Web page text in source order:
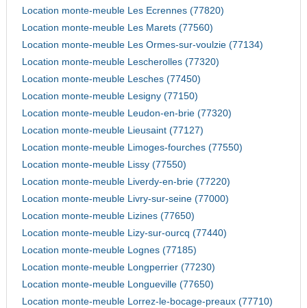
Location monte-meuble Les Ecrennes (77820)
Location monte-meuble Les Marets (77560)
Location monte-meuble Les Ormes-sur-voulzie (77134)
Location monte-meuble Lescherolles (77320)
Location monte-meuble Lesches (77450)
Location monte-meuble Lesigny (77150)
Location monte-meuble Leudon-en-brie (77320)
Location monte-meuble Lieusaint (77127)
Location monte-meuble Limoges-fourches (77550)
Location monte-meuble Lissy (77550)
Location monte-meuble Liverdy-en-brie (77220)
Location monte-meuble Livry-sur-seine (77000)
Location monte-meuble Lizines (77650)
Location monte-meuble Lizy-sur-ourcq (77440)
Location monte-meuble Lognes (77185)
Location monte-meuble Longperrier (77230)
Location monte-meuble Longueville (77650)
Location monte-meuble Lorrez-le-bocage-preaux (77710)